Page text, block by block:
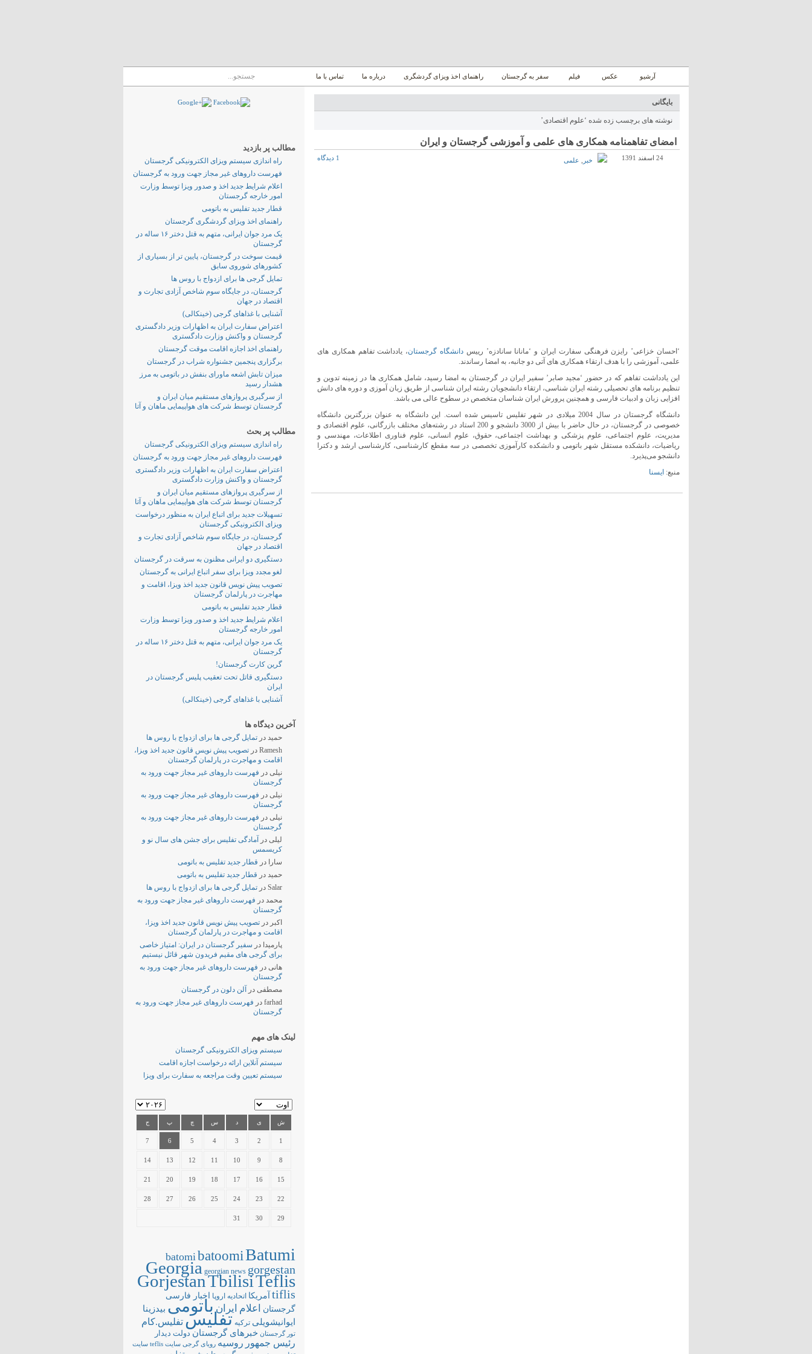
آرشیو عکس فیلم سفر به گرجستان راهنمای اخذ ویزای گردشگری درباره ما تماس با ما
بایگانی
نوشته های برچسب زده شده ‘علوم اقتصادی’
امضای تفاهمنامه همکاری های علمی و آموزشی گرجستان و ایران
24 اسفند 1391 1 دیدگاه خبر علمی
‘احسان خزاعی’ رایزن فرهنگی سفارت ایران و ‘مانانا سانادزه’ رییس دانشگاه گرجستان، یادداشت تفاهم همکاری های
علمی، آموزشی را با هدف ارتقاء همکاری های آتی دو جانبه، به امضا رساندند.
این یادداشت تفاهم که در حضور ‘مجید صابر’ سفیر ایران در گرجستان به امضا رسید، شامل همکاری ها در زمینه تدوین و
تنظیم برنامه های تحصیلی رشته ایران شناسی، ارتقاء دانشجویان رشته ایران شناسی از طریق زبان آموزی و دوره های دانش
افزایی زبان و ادبیات فارسی و همچنین پرورش ایران شناسان متخصص در سطوح عالی می باشد.
دانشگاه گرجستان در سال 2004 میلادی در شهر تفلیس تاسیس شده است. این دانشگاه به عنوان بزرگترین دانشگاه
خصوصی در گرجستان، در حال حاضر با بیش از 3000 دانشجو و 200 استاد در رشته‌های مختلف بازرگانی، علوم اقتصادی و
مدیریت، علوم اجتماعی، علوم پزشکی و بهداشت اجتماعی، حقوق، علوم انسانی، علوم فناوری اطلاعات، مهندسی و
ریاضیات، دانشکده مستقل شهر باتومی و دانشکده کارآموزی تخصصی در سه مقطع کارشناسی، کارشناسی ارشد و دکترا
دانشجو می‌پذیرد.
منبع: ایسنا
مطالب پر بازدید
راه اندازی سیستم ویزای الکترونیکی گرجستان
فهرست داروهای غیر مجاز جهت ورود به گرجستان
اعلام شرایط جدید اخذ و صدور ویزا توسط وزارت
امور خارجه گرجستان
قطار جدید تفلیس به باتومی
راهنمای اخذ ویزای گردشگری گرجستان
یک مرد جوان ایرانی، متهم به قتل دختر ۱۶ ساله در
گرجستان
قیمت سوخت در گرجستان، پایین تر از بسیاری از
کشورهای شوروی سابق
تمایل گرجی ها برای ازدواج با روس ها
گرجستان، در جایگاه سوم شاخص آزادی تجارت و
اقتصاد در جهان
آشنایی با غذاهای گرجی (خینکالی)
اعتراض سفارت ایران به اظهارات وزیر دادگستری
گرجستان و واکنش وزارت دادگستری
راهنمای اخذ اجازه اقامت موقت گرجستان
برگزاری پنجمین جشنواره شراب در گرجستان
میزان تابش اشعه ماورای بنفش در باتومی به مرز
هشدار رسید
از سرگیری پروازهای مستقیم میان ایران و
گرجستان توسط شرکت های هواپیمایی ماهان و آتا
مطالب پر بحث
راه اندازی سیستم ویزای الکترونیکی گرجستان
فهرست داروهای غیر مجاز جهت ورود به گرجستان
اعتراض سفارت ایران به اظهارات وزیر دادگستری
گرجستان و واکنش وزارت دادگستری
از سرگیری پروازهای مستقیم میان ایران و
گرجستان توسط شرکت های هواپیمایی ماهان و آتا
تسهیلات جدید برای اتباع ایران به منظور درخواست
ویزای الکترونیکی گرجستان
گرجستان، در جایگاه سوم شاخص آزادی تجارت و
اقتصاد در جهان
دستگیری دو ایرانی مظنون به سرقت در گرجستان
لغو مجدد ویزا برای سفر اتباع ایرانی به گرجستان
تصویب پیش نویس قانون جدید اخذ ویزا، اقامت و
مهاجرت در پارلمان گرجستان
قطار جدید تفلیس به باتومی
اعلام شرایط جدید اخذ و صدور ویزا توسط وزارت
امور خارجه گرجستان
یک مرد جوان ایرانی، متهم به قتل دختر ۱۶ ساله در
گرجستان
گرین کارت گرجستان!
دستگیری قاتل تحت تعقیب پلیس گرجستان در
ایران
آشنایی با غذاهای گرجی (خینکالی)
آخرین دیدگاه ها
حمید در تمایل گرجی ها برای ازدواج با روس ها
Ramesh در تصویب پیش نویس قانون جدید اخذ ویزا،
اقامت و مهاجرت در پارلمان گرجستان
نیلی در فهرست داروهای غیر مجاز جهت ورود به
گرجستان
نیلی در فهرست داروهای غیر مجاز جهت ورود به
گرجستان
نیلی در فهرست داروهای غیر مجاز جهت ورود به
گرجستان
لیلی در
آمادگی تفلیس برای جشن های سال نو و
کریسمس
سارا
در قطار جدید تفلیس به باتومی
حمید در قطار جدید تفلیس به باتومی
Salar در تمایل گرجی ها برای ازدواج با روس ها
محمد در فهرست داروهای غیر مجاز جهت ورود به
گرجستان
اکبر در تصویب پیش نویس قانون جدید اخذ ویزا،
اقامت و مهاجرت در پارلمان گرجستان
پارمیدا در سفیر گرجستان در ایران: امتیاز خاصی
برای گرجی های مقیم فریدون شهر قائل نیستیم
هانی در فهرست داروهای غیر مجاز جهت ورود به
گرجستان
مصطفی در
آلن دلون در گرجستان
farhad در فهرست داروهای غیر مجاز جهت ورود به
گرجستان
لینک های مهم
سیستم ویزای الکترونیکی گرجستان
سیستم آنلاین ارائه درخواست اجازه اقامت
سیستم تعیین وقت مراجعه به سفارت برای ویزا
ش ی د س چ پ ج
1
2
3
4
5
6
7
8
9
10
11
12
13
14
15
16
17
18
19
20
21
22
23
24
25
26
27
28
29
30
31
batomibatoomiBatumi
Georgia georgian news gorgestan
GorjestanTbilisiTeflis
tiflis آمریکا اتحادیه اروپا
اخبار فارسی
گرجستان
اعلام ایران باتومی بیدزینا
ایوانیشویلی ترکیه تفلیستفلیس.کام
تور گرجستان خبرهای گرجستان دولت دیدار
رئیس جمهور روسیه رویای گرجی سایت teflis
سایت